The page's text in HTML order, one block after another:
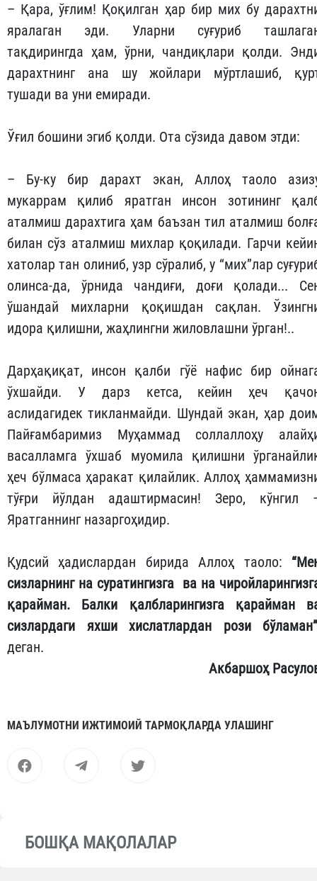
– Қара, ўғлим! Қоқилган ҳар бир мих бу
яралаган эди. Уларни суғуриб
тақдирингда ҳам, ўрни, чандиқлари қолди.
дарахтнинг ана шу жойлари мўртлашиб,
тушади ва уни емиради.
Ўғил бошини эгиб қолди. Ота сўзида давом этди:
– Бу-ку бир дарахт экан, Аллоҳ таоло
мукаррам қилиб яратган инсон зотининг
аталмиш дарахтига ҳам баъзан тил аталмиш
билан сўз аталмиш михлар қоқилади. Гарчи
хатолар тан олиниб, узр сўралиб, у “мих”лар
олинса-да, ўрнида чандиғи, доғи қолади...
ўшандай михларни қоқишдан сақлан.
идора қилишни, жаҳлингни жиловлашни ўрган!..
Дарҳақиқат, инсон қалби гўё нафис бир
ўхшайди. У дарз кетса, кейин ҳеч
аслидагидек тикланмайди. Шундай экан, ҳар
Пайғамбаримиз Муҳаммад соллаллоҳу
васалламга ўхшаб муомила қилишни
ҳеч бўлмаса ҳаракат қилайлик. Аллоҳ
тўғри йўлдан адаштирмасин! Зеро, кўнгил
Яратганнинг назаргоҳидир.
Қудсий ҳадислардан бирида Аллоҳ таоло:
сизларнинг на суратингизга ва на
қарайман. Балки қалбларингизга қарайман
сизлардаги яхши хислатлардан рози
деган.
Акбаршоҳ
МАЪЛУМОТНИ ИЖТИМОИЙ ТАРМОҚЛАРДА УЛАШИНГ
БОШҚА МАҚОЛАЛАР